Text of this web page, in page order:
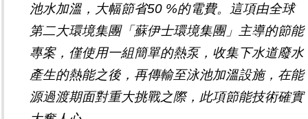
池水加溫，大幅節省50 %的電費。這項由全球
第二大環境集團「蘇伊士環境集團」主導的節能
專案，僅使用一組簡單的熱泵，收集下水道廢水
產生的熱能之後，再傳輸至泳池加溫設施，在能
源過渡期面對重大挑戰之際，此項節能技術確實